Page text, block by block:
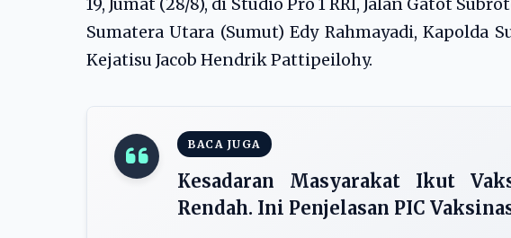
19, Jumat (28/8), di Studio Pro 1 RRI, Jalan Gatot
Sumatera Utara (Sumut) Edy Rahmayadi, Kapolda
Kejatisu Jacob Hendrik Pattipeilohy.
BACA JUGA
Kesadaran Masyarakat Ikut
Rendah. Ini Penjelasan PIC